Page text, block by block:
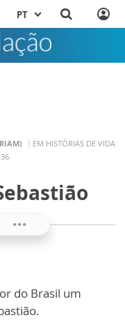
PT
EM HISTÓRIAS DE VIDA
do Brasil um